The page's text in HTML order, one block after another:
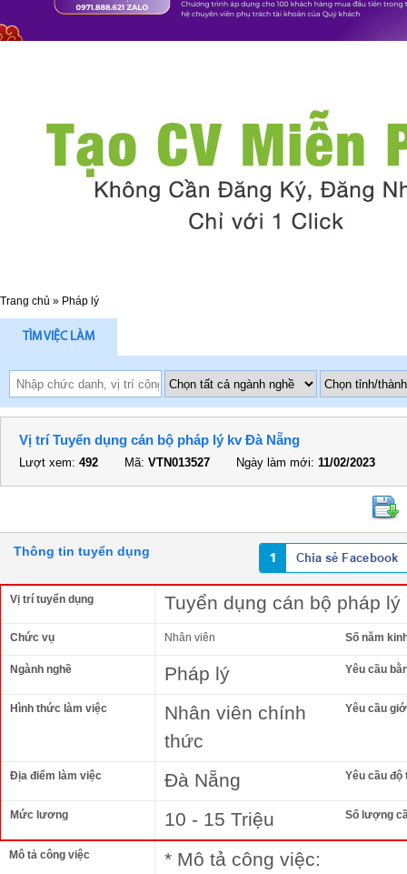
Trang chủ » Pháp lý
TÌM VIỆC LÀM
Vị trí Tuyển dụng cán bộ pháp lý kv Đà Nẵng
Lượt xem: 492 Mã: VTN013527 Ngày làm mới: 11/02/2023
Thông tin tuyển dụng
Vị trí tuyển dụng Tuyển dụng cán bộ pháp
Chức vụ Nhân viên Số năm
Ngành nghề Pháp lý Yêu cầu
Hình thức làm việc
Nhân viên chính
thức
Yêu cầu
Địa điểm làm việc Đà Nẵng Yêu cầu độ
Mức lương 10 - 15 Triệu Số lượng
Mô tả công việc
* Mô tả công việc: